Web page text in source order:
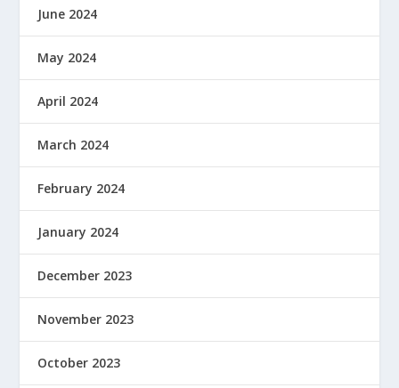
June 2024
May 2024
April 2024
March 2024
February 2024
January 2024
December 2023
November 2023
October 2023